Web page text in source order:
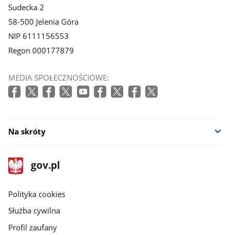
Sudecka 2
58-500 Jelenia Góra
NIP 6111156553
Regon 000177879
MEDIA SPOŁECZNOŚCIOWE:
Na skróty
stopka
gov.pl
Strona
gov.pl
gov.pl
Polityka cookies
Służba cywilna
Profil zaufany